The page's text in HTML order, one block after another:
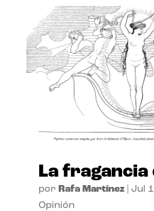
La fragancia
por Rafa Martínez| Jul
Opinión